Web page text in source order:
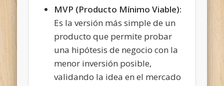
MVP (Producto Mínimo Viable):
Es la versión más simple de un
producto que permite probar
una hipótesis de negocio con la
menor inversión posible,
validando la idea en el mercado